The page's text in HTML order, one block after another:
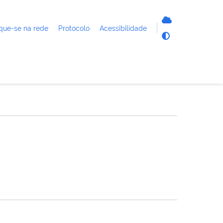
se na rede Protocolo Acessibilidade